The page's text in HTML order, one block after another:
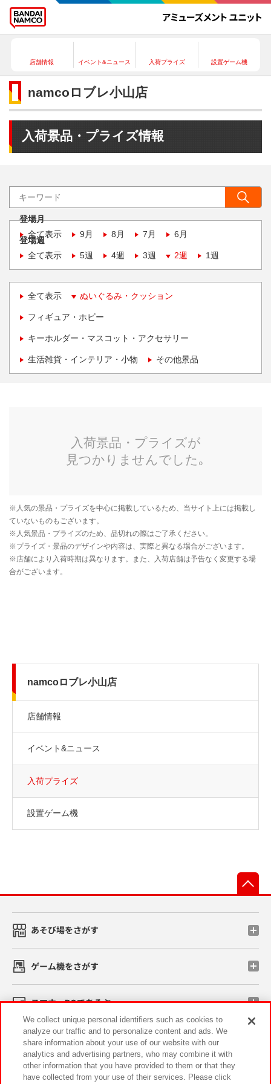
店舗情報 イベント&ニュース 入荷プライズ 設置ゲーム機
namcoロブレ小山店
入荷景品・プライズ情報
登場月
全て表示
9月 8月 7月 6月
登場週
全て表示
5週 4週 3週 2週 1週
全て表示 ぬいぐるみ・クッション
フィギュア・ホビー
キーホルダー・マスコット・アクセサリー
生活雑貨・インテリア・小物 その他景品
namcoロブレ小山店
店舗情報
イベント&ニュース
入荷プライズ
設置ゲーム機
あそび場をさがす
ゲーム機をさがす
スマホ・PCであそぶ
イベント・キャンペーン
We collect unique personal identifiers such as cookies to
analyze our traffic and to personalize content and ads. We
share information about your use of our website with our
analytics and advertising partners, who may combine it with
other information that you have provided to them or that they
have collected from your use of their services. Please click